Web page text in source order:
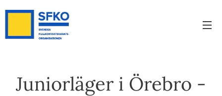
Juniorläger i Örebro -